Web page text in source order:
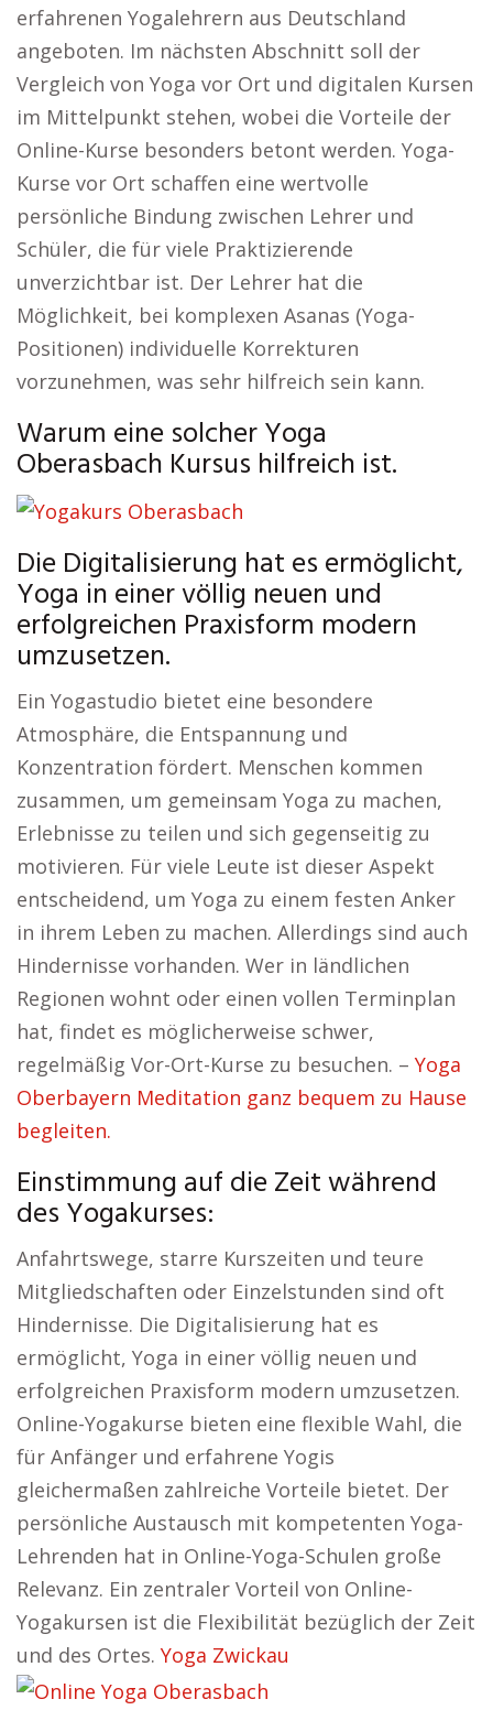
erfahrenen Yogalehrern aus Deutschland
angeboten. Im nächsten Abschnitt soll der
Vergleich von Yoga vor Ort und digitalen Kursen
im Mittelpunkt stehen, wobei die Vorteile der
Online-Kurse besonders betont werden. Yoga-
Kurse vor Ort schaffen eine wertvolle
persönliche Bindung zwischen Lehrer und
Schüler, die für viele Praktizierende
unverzichtbar ist. Der Lehrer hat die
Möglichkeit, bei komplexen Asanas (Yoga-
Positionen) individuelle Korrekturen
vorzunehmen, was sehr hilfreich sein kann.
Warum eine solcher Yoga
Oberasbach Kursus hilfreich ist.
Die Digitalisierung hat es ermöglicht,
Yoga in einer völlig neuen und
erfolgreichen Praxisform modern
umzusetzen.
Ein Yogastudio bietet eine besondere
Atmosphäre, die Entspannung und
Konzentration fördert. Menschen kommen
zusammen, um gemeinsam Yoga zu machen,
Erlebnisse zu teilen und sich gegenseitig zu
motivieren. Für viele Leute ist dieser Aspekt
entscheidend, um Yoga zu einem festen Anker
in ihrem Leben zu machen. Allerdings sind auch
Hindernisse vorhanden. Wer in ländlichen
Regionen wohnt oder einen vollen Terminplan
hat, findet es möglicherweise schwer,
regelmäßig Vor-Ort-Kurse zu besuchen. – Yoga
Oberbayern Meditation ganz bequem zu Hause
begleiten.
Einstimmung auf die Zeit während
des Yogakurses:
Anfahrtswege, starre Kurszeiten und teure
Mitgliedschaften oder Einzelstunden sind oft
Hindernisse. Die Digitalisierung hat es
ermöglicht, Yoga in einer völlig neuen und
erfolgreichen Praxisform modern umzusetzen.
Online-Yogakurse bieten eine flexible Wahl, die
für Anfänger und erfahrene Yogis
gleichermaßen zahlreiche Vorteile bietet. Der
persönliche Austausch mit kompetenten Yoga-
Lehrenden hat in Online-Yoga-Schulen große
Relevanz. Ein zentraler Vorteil von Online-
Yogakursen ist die Flexibilität bezüglich der Zeit
und des Ortes. Yoga Zwickau